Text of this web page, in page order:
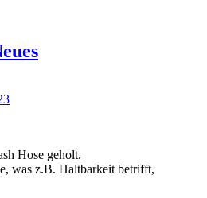
Hose geholt.
was z.B. Haltbarkeit betrifft,